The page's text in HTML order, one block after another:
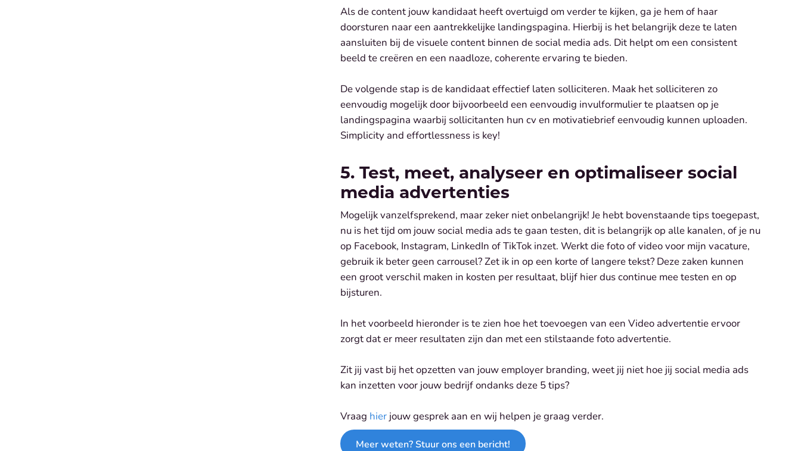
Als de content jouw kandidaat heeft overtuigd om verder te kijken, ga je hem of haar
doorsturen naar een aantrekkelijke landingspagina. Hierbij is het belangrijk deze te laten
aansluiten bij de visuele content binnen de social media ads. Dit helpt om een consistent
beeld te creëren en een naadloze, coherente ervaring te bieden.
De volgende stap is de kandidaat effectief laten solliciteren. Maak het solliciteren zo
eenvoudig mogelijk door bijvoorbeeld een eenvoudig invulformulier te plaatsen op je
landingspagina waarbij sollicitanten hun cv en motivatiebrief eenvoudig kunnen uploaden.
Simplicity and effortlessness is key!
5. Test, meet, analyseer en optimaliseer social
media advertenties
Mogelijk vanzelfsprekend, maar zeker niet onbelangrijk! Je hebt bovenstaande tips toegepast,
nu is het tijd om jouw social media ads te gaan testen, dit is belangrijk op alle kanalen, of je nu
op Facebook, Instagram, LinkedIn of TikTok inzet. Werkt die foto of video voor mijn vacature,
gebruik ik beter geen carrousel? Zet ik in op een korte of langere tekst? Deze zaken kunnen
een groot verschil maken in kosten per resultaat, blijf hier dus continue mee testen en op
bijsturen.
In het voorbeeld hieronder is te zien hoe het toevoegen van een Video advertentie ervoor
zorgt dat er meer resultaten zijn dan met een stilstaande foto advertentie.
Zit jij vast bij het opzetten van jouw employer branding, weet jij niet hoe jij social media ads
kan inzetten voor jouw bedrijf ondanks deze 5 tips?
Vraag hierjouw gesprek aan en wij helpen je graag verder.
Meer weten? Stuur ons een bericht!